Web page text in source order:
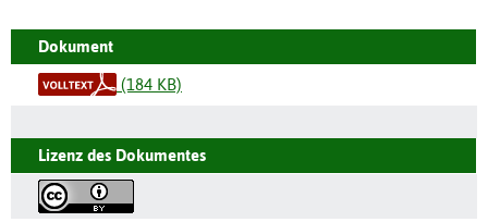
Dokument
(184 KB)
Lizenz des Dokumentes